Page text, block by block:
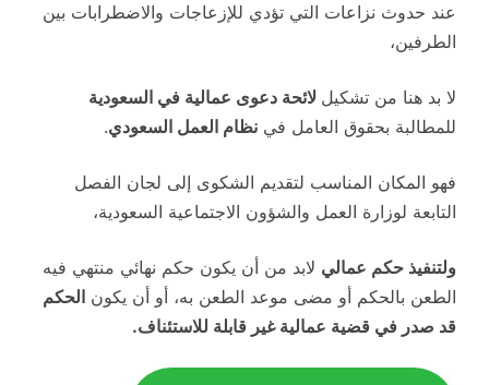
عند حدوث نزاعات التي تؤدي للإزعاجات والاضطرابات بين
الطرفين،
لا بد هنا من تشكيل لائحة دعوى عمالية في السعودية
للمطالبة بحقوق العامل في نظام العمل السعودي.
فهو المكان المناسب لتقديم الشكوى إلى لجان الفصل
التابعة لوزارة العمل والشؤون الاجتماعية السعودية،
ولتنفيذ حكم عمالي لابد من أن يكون حكم نهائي منتهي فيه
الطعن بالحكم أو مضى موعد الطعن به، أو أن يكون الحكم
قد صدر في قضية عمالية غير قابلة للاستئناف.